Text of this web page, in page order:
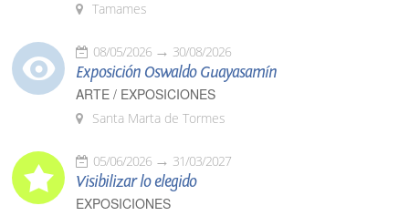
Tamames
08/05/2026 30/08/2026
Exposición Oswaldo Guayasamín
ARTE / EXPOSICIONES
Santa Marta de Tormes
05/06/2026 31/03/2027
Visibilizar lo elegido
EXPOSICIONES